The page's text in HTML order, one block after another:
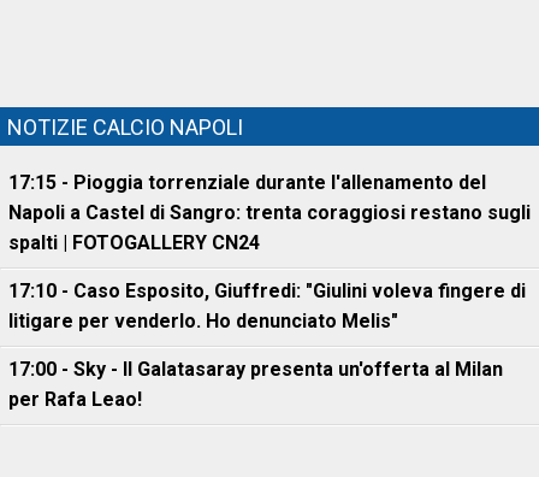
NOTIZIE CALCIO NAPOLI
17:15 - Pioggia torrenziale durante l'allenamento del
Napoli a Castel di Sangro: trenta coraggiosi restano sugli
spalti | FOTOGALLERY CN24
17:10 - Caso Esposito, Giuffredi: "Giulini voleva fingere di
litigare per venderlo. Ho denunciato Melis"
17:00 - Sky - Il Galatasaray presenta un'offerta al Milan
per Rafa Leao!